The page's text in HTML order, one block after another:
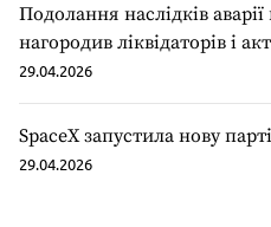
Подолання наслідків
нагородив ліквідаторів і
29.04.2026
SpaceX запустила нову
29.04.2026